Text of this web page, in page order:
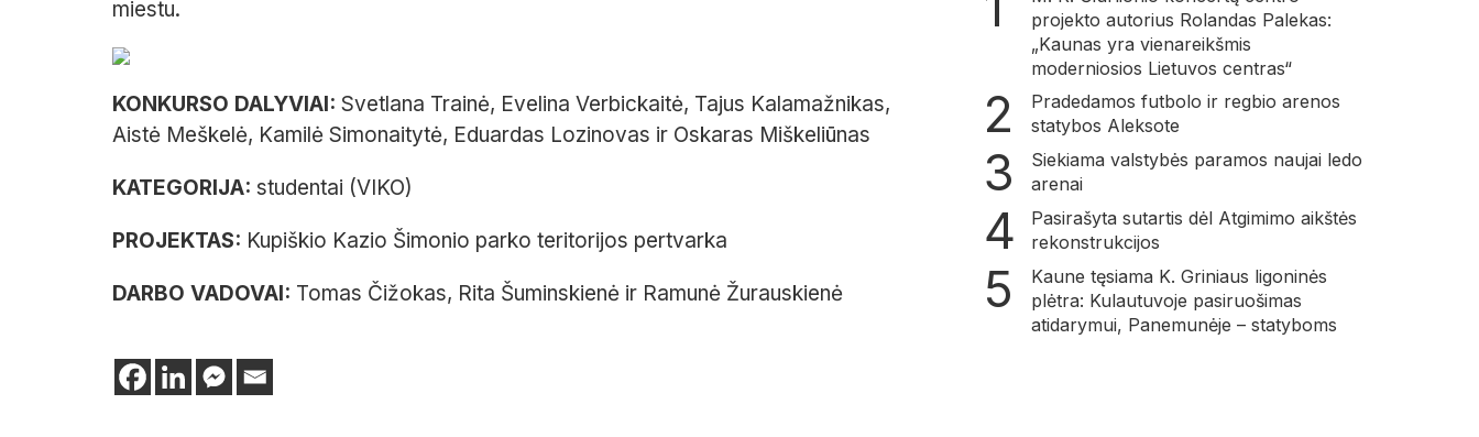
miestu.
KONKURSO DALYVIAI: Svetlana Trainė, Evelina Verbickaitė, Tajus Kalamažnikas,
Aistė Meškelė, Kamilė Simonaitytė, Eduardas Lozinovas ir Oskaras Miškeliūnas
KATEGORIJA: studentai (VIKO)
PROJEKTAS: Kupiškio Kazio Šimonio parko teritorijos pertvarka
DARBO VADOVAI: Tomas Čižokas, Rita Šuminskienė ir Ramunė Žurauskienė
projekto autorius Rolandas Palekas:
„Kaunas yra vienareikšmis
moderniosios Lietuvos centras“
Pradedamos futbolo ir regbio arenos
statybos Aleksote
Siekiama valstybės paramos naujai ledo
arenai
Pasirašyta sutartis dėl Atgimimo aikštės
rekonstrukcijos
Kaune tęsiama K. Griniaus ligoninės
plėtra: Kulautuvoje pasiruošimas
atidarymui, Panemunėje – statyboms